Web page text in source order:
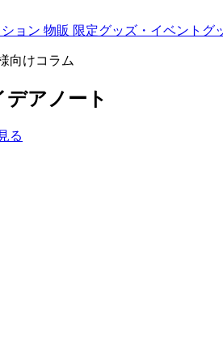
ョン 物販 限定グッズ・イベントグ
向けコラム
アノート
る